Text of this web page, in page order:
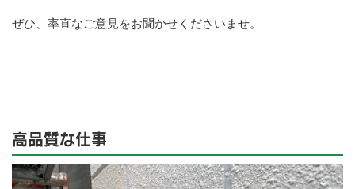
ぜひ、率直なご意見をお聞かせくださいませ。
高品質な仕事